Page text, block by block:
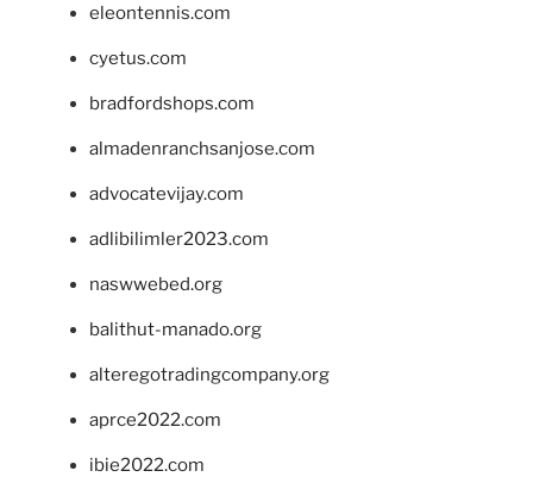
eleontennis.com
cyetus.com
bradfordshops.com
almadenranchsanjose.com
advocatevijay.com
adlibilimler2023.com
naswwebed.org
balithut-manado.org
alteregotradingcompany.org
aprce2022.com
ibie2022.com